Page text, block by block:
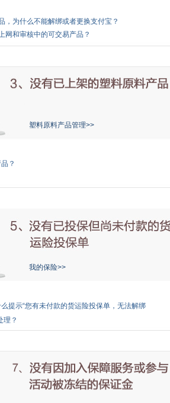
，为什么不能解绑或者更换支付宝？
网和审核中的可交易产品？
塑料原料产品管理>>
？
我的保险>>
提示“您有未付款的货运险投保单，无法解绑
理？